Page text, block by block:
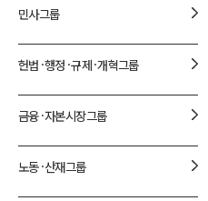
민사그룹
헌법·행정·규제·개혁그룹
금융·자본시장그룹
노동·산재그룹